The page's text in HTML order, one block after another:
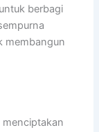
berbagi
membangun